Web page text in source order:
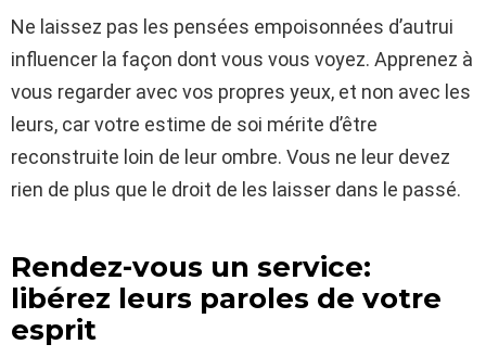
Ne laissez pas les pensées empoisonnées d’autrui
influencer la façon dont vous vous voyez. Apprenez à
vous regarder avec vos propres yeux, et non avec les
leurs, car votre estime de soi mérite d’être
reconstruite loin de leur ombre. Vous ne leur devez
rien de plus que le droit de les laisser dans le passé.
Rendez-vous un service:
libérez leurs paroles de votre
esprit